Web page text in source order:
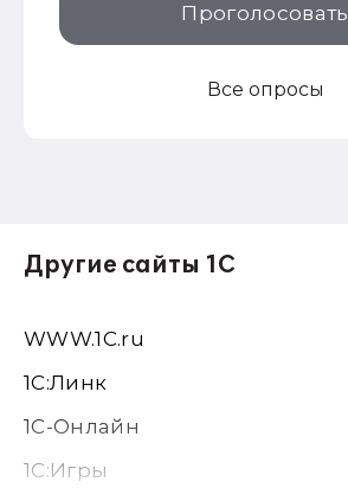
Проголосовать
Все опросы
Другие сайты 1С
WWW.1С.ru
1С:Линк
1С-Онлайн
1C:Игры